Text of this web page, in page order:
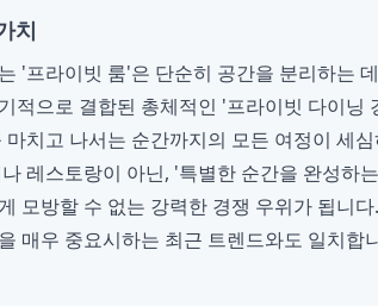
치
'프라이빗 룸'은 단순히 공간을 분리하는
적으로 결합된 총체적인 '프라이빗 다이닝
치고 나서는 순간까지의 모든 여정이 세
레스토랑이 아닌, '특별한 순간을 완성하
모방할 수 없는 강력한 경쟁 우위가 됩니
매우 중요시하는 최근 트렌드와도 일치합